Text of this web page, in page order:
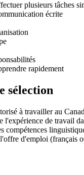
plusieurs tâches
écrite
rapidement
sélection
à travailler au
l'expérience de travail
compétences
d'emploi (français